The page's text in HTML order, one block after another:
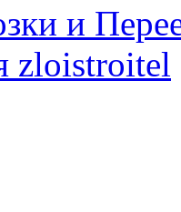
и
zloistroitel